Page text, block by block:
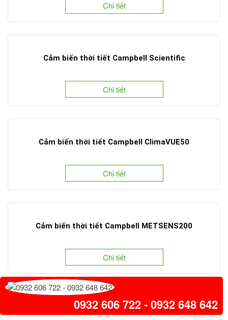
Chi tiết
Cảm biến thời tiết Campbell Scientific
Chi tiết
Cảm biến thời tiết Campbell ClimaVUE50
Chi tiết
Cảm biến thời tiết Campbell METSENS200
Chi tiết
Cảm biến thời tiết Campbell METSENS300
0932 606 722 - 0932 648 642